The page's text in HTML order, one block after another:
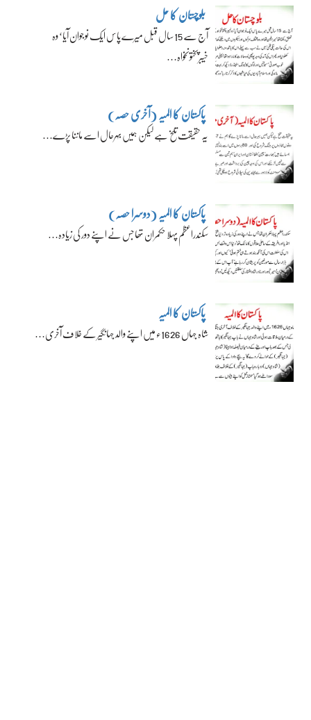
بلوچستان کا حل
آج سے 15 سال قبل میرے پاس ایک نوجوان آیا‘ وہ
خیبرپختونخواہ…
پاکستان کا المیہ (آخری حصہ)
یہ حقیقت تلخ ہے لیکن ہمیں بہرحال اسے ماننا پڑے…
پاکستان کا المیہ (دوسرا حصہ)
سکندراعظم پہلا حکمران تھا جس نے اپنے دور کی زیادہ…
پاکستان کا المیہ
شاہ جہاں 1626ء میں اپنے والد جہانگیر کے خلاف آخری…